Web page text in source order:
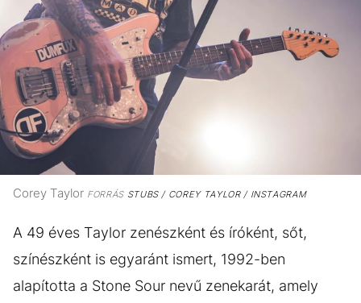
Corey Taylor FORRÁSSTUBS / COREY TAYLOR / INSTAGRAM
A 49 éves Taylor zenészként és íróként, sőt,
színészként is egyaránt ismert, 1992-ben
alapította a Stone Sour nevű zenekarát, amely